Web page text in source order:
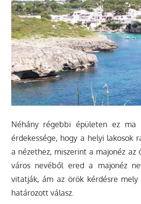
Néhány régebbi épületen ez ma
érdekessége, hogy a helyi lakosok
a nézethez, miszerint a majonéz az
város nevéből ered a majonéz
vitatják, ám az örök kérdésre mely
határozott válasz.